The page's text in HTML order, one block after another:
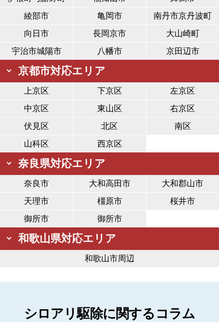
綾部市
亀岡市
南丹市京丹波町
向日市
長岡京市
大山崎町
宇治市城陽市
八幡市 京田辺市
京都市対応エリア
上京区 下京区
左京区
中京区
東山区
右京区
伏見区
北区
南区
山科区
西京区
奈良県対応エリア
奈良市 大和高田市
大和郡山市
天理市
橿原市
桜井市
御所市
御所市
和歌山県対応エリア
和歌山市周辺
シロアリ駆除に関するコラム